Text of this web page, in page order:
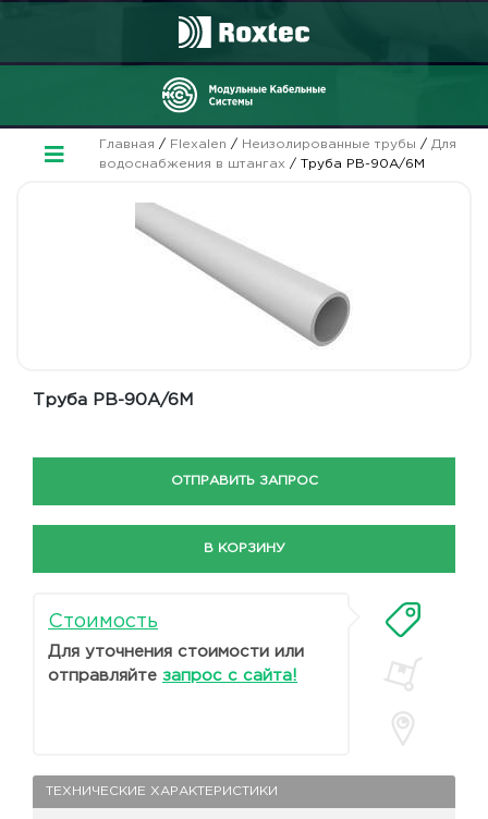
Главная / Flexalen / Неизолированные трубы / Для
водоснабжения в штангах / Труба PB-90A/6M
Труба PB-90A/6M
ОТПРАВИТЬ ЗАПРОС
В КОРЗИНУ
Стоимость
Для уточнения стоимости или
отправляйте запрос с сайта!
ТЕХНИЧЕСКИЕ ХАРАКТЕРИСТИКИ